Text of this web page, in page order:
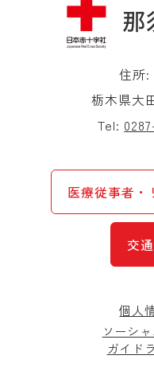
住所
栃木県大
Tel:
医療従事者・
交
個人
ソーシ
ガイド